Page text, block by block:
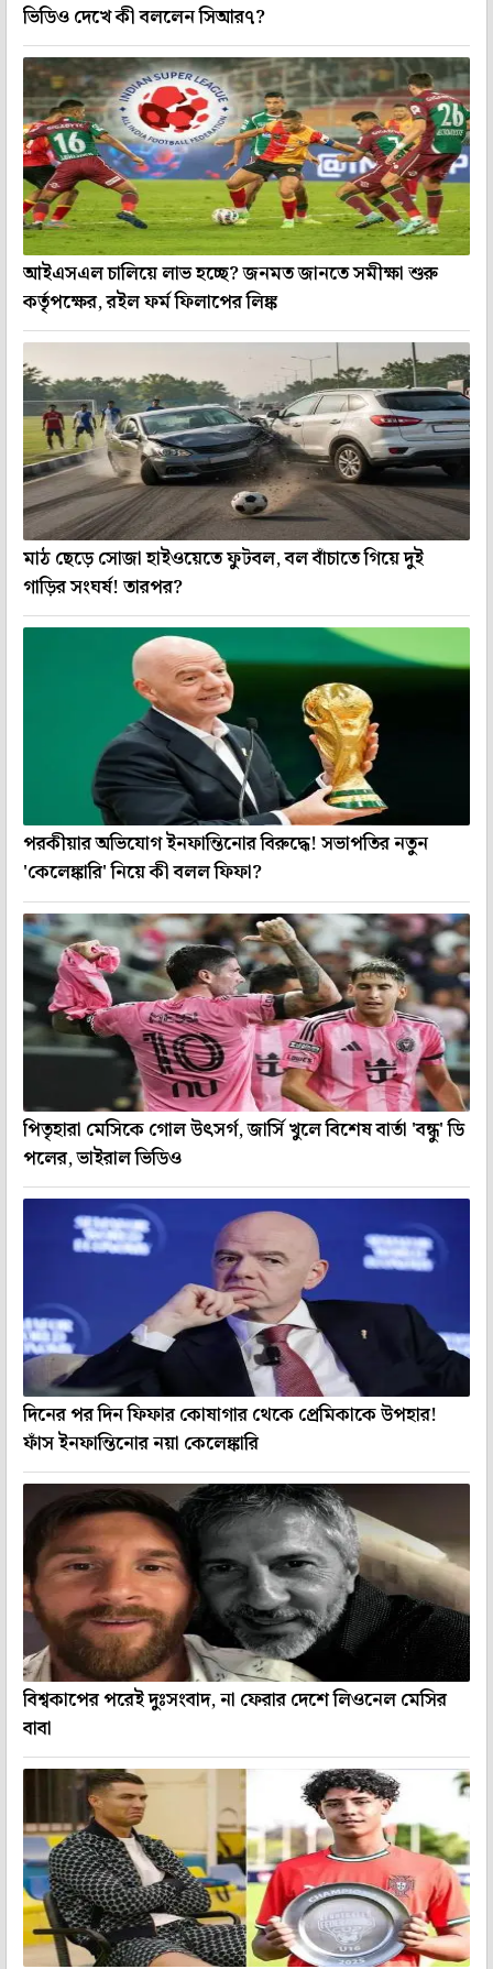
ভিডিও দেখে কী বললেন সিআর৭?
আইএসএল চালিয়ে লাভ হচ্ছে? জনমত জানতে সমীক্ষা শুরু
কর্তৃপক্ষের, রইল ফর্ম ফিলাপের লিঙ্ক
মাঠ ছেড়ে সোজা হাইওয়েতে ফুটবল, বল বাঁচাতে গিয়ে দুই
গাড়ির সংঘর্ষ! তারপর?
পরকীয়ার অভিযোগ ইনফান্তিনোর বিরুদ্ধে! সভাপতির নতুন
'কেলেঙ্কারি' নিয়ে কী বলল ফিফা?
পিতৃহারা মেসিকে গোল উৎসর্গ, জার্সি খুলে বিশেষ বার্তা 'বন্ধু' ডি
পলের, ভাইরাল ভিডিও
দিনের পর দিন ফিফার কোষাগার থেকে প্রেমিকাকে উপহার!
ফাঁস ইনফান্তিনোর নয়া কেলেঙ্কারি
বিশ্বকাপের পরেই দুঃসংবাদ, না ফেরার দেশে লিওনেল মেসির
বাবা